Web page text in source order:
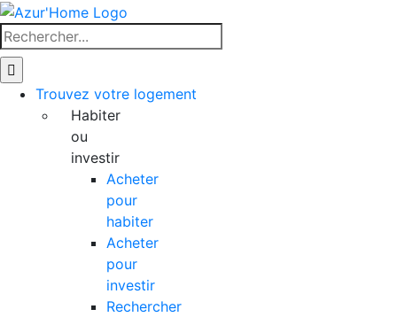
Skip
to
content
Rechercher
Trouvez votre logement
Habiter
ou
investir
Acheter
pour
habiter
Acheter
pour
investir
Rechercher